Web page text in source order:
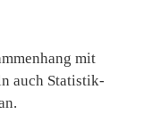
mit
auch Statistik-